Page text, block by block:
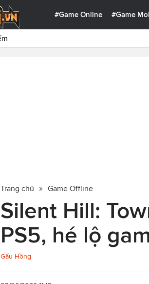
#Game Online #Game
Trang chủ Game Offline
Silent Hill:
PS5, hé lộ
Gấu Hồng